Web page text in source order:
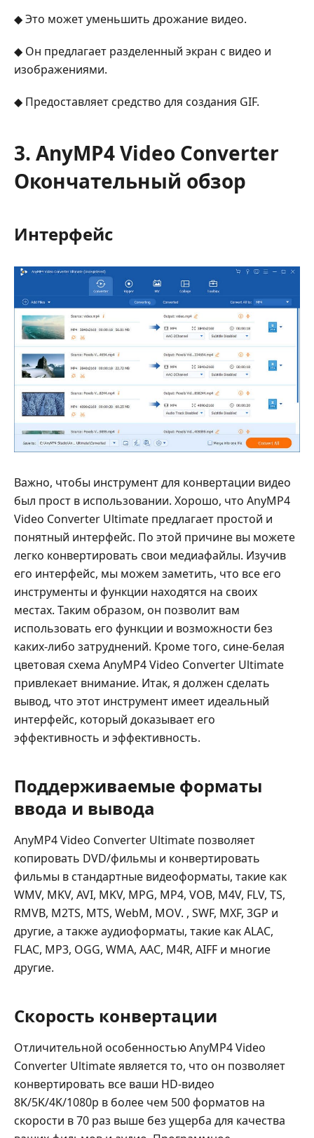
◆ Это может уменьшить дрожание видео.
◆ Он предлагает разделенный экран с видео и
изображениями.
◆ Предоставляет средство для создания GIF.
3. AnyMP4 Video Converter
Окончательный обзор
Интерфейс
Важно, чтобы инструмент для конвертации видео
был прост в использовании. Хорошо, что AnyMP4
Video Converter Ultimate предлагает простой и
понятный интерфейс. По этой причине вы можете
легко конвертировать свои медиафайлы. Изучив
его интерфейс, мы можем заметить, что все его
инструменты и функции находятся на своих
местах. Таким образом, он позволит вам
использовать его функции и возможности без
каких-либо затруднений. Кроме того, сине-белая
цветовая схема AnyMP4 Video Converter Ultimate
привлекает внимание. Итак, я должен сделать
вывод, что этот инструмент имеет идеальный
интерфейс, который доказывает его
эффективность и эффективность.
Поддерживаемые форматы
ввода и вывода
AnyMP4 Video Converter Ultimate позволяет
копировать DVD/фильмы и конвертировать
фильмы в стандартные видеоформаты, такие как
WMV, MKV, AVI, MKV, MPG, MP4, VOB, M4V, FLV, TS,
RMVB, M2TS, MTS, WebM, MOV. , SWF, MXF, 3GP и
другие, а также аудиоформаты, такие как ALAC,
FLAC, MP3, OGG, WMA, AAC, M4R, AIFF и многие
другие.
Скорость конвертации
Отличительной особенностью AnyMP4 Video
Converter Ultimate является то, что он позволяет
конвертировать все ваши HD-видео
8K/5K/4K/1080p в более чем 500 форматов на
скорости в 70 раз выше без ущерба для качества